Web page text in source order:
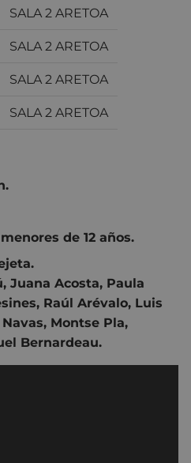
SALA 2 ARETOA
SALA 2 ARETOA
SALA 2 ARETOA
SALA 2 ARETOA
de 12 años.
, Juana Acosta, Paula
, Raúl Arévalo, Luis
, Montse Pla,
Bernardeau.